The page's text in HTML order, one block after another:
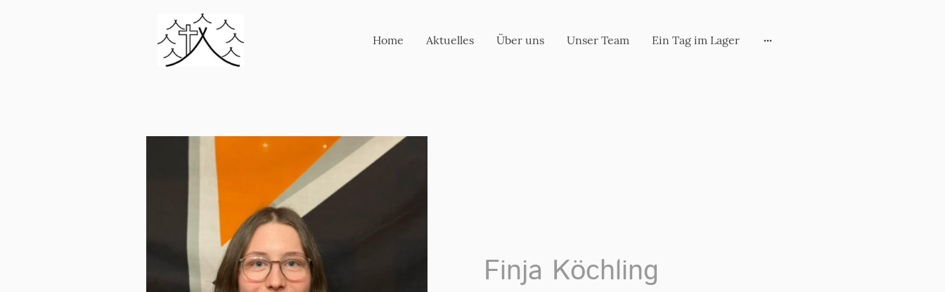
Home Aktuelles Über uns Unser Team Ein Tag im Lager
Finja Köchling